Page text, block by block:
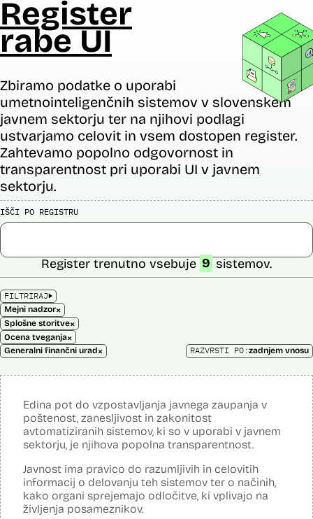
Register
rabe UI
Zbiramo podatke o uporabi
umetnointeligenčnih sistemov v slovenskem
javnem sektorju ter na njihovi podlagi
ustvarjamo celovit in vsem dostopen register.
Zahtevamo popolno odgovornost in
transparentnost pri uporabi UI v javnem
sektorju.
IŠČI PO REGISTRU
FILTRIRAJ
Mejni nadzor×
Splošne storitve×
Ocena tveganja×
Generalni finančni urad×
Register trenutno vsebuje 9 sistemov.
RAZVRSTI PO:zadnjem vnosu
Edina pot do vzpostavljanja javnega zaupanja v
poštenost, zanesljivost in zakonitost
avtomatiziranih sistemov, ki so v uporabi v javnem
sektorju, je njihova popolna transparentnost.
Javnost ima pravico do razumljivih in celovitih
informacij o delovanju teh sistemov ter o načinih,
kako organi sprejemajo odločitve, ki vplivajo na
življenja posameznikov.